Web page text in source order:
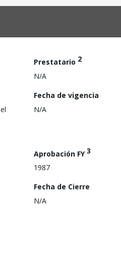
Prestatario 2
N/A
Fecha de vigencia
N/A
Aprobación FY3
1987
Fecha de Cierre
N/A